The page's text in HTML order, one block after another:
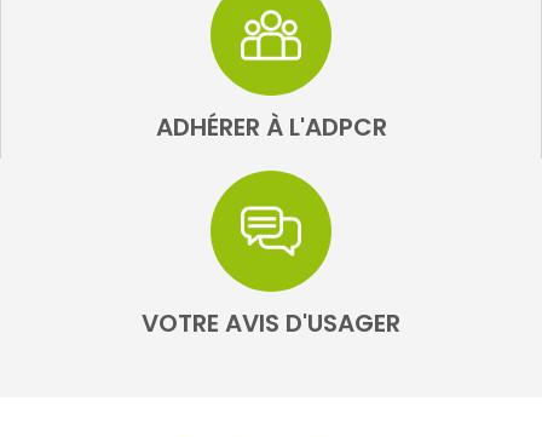
ADHÉRER À L'ADPCR
VOTRE AVIS D'USAGER